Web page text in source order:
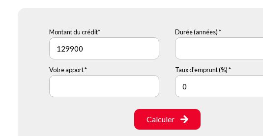
Montant du crédit* Durée (années) *
Votre apport * Taux d'emprunt (%) *
Calculer